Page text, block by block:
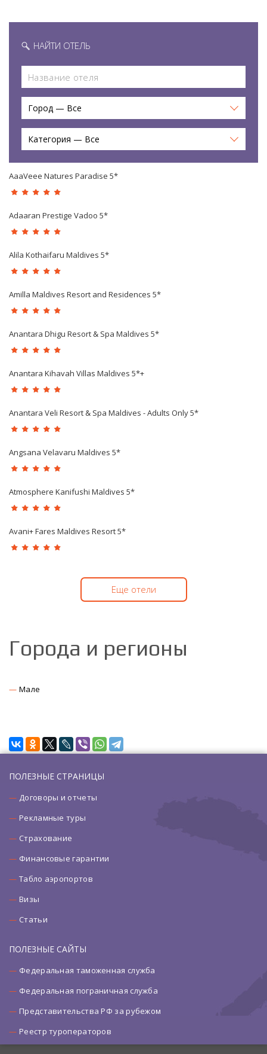
НАЙТИ ОТЕЛЬ
Город — Все
Категория — Все
AaaVeee Natures Paradise 5*
Adaaran Prestige Vadoo 5*
Alila Kothaifaru Maldives 5*
Amilla Maldives Resort and Residences 5*
Anantara Dhigu Resort & Spa Maldives 5*
Anantara Kihavah Villas Maldives 5*+
Anantara Veli Resort & Spa Maldives - Adults Only 5*
Angsana Velavaru Maldives 5*
Atmosphere Kanifushi Maldives 5*
Avani+ Fares Maldives Resort 5*
Еще отели
Города и регионы
Мале
ПОЛЕЗНЫЕ СТРАНИЦЫ
Договоры и отчеты
Рекламные туры
Страхование
Финансовые гарантии
Табло аэропортов
Визы
Статьи
ПОЛЕЗНЫЕ САЙТЫ
Федеральная таможенная служба
Федеральная пограничная служба
Представительства РФ за рубежом
Реестр туроператоров